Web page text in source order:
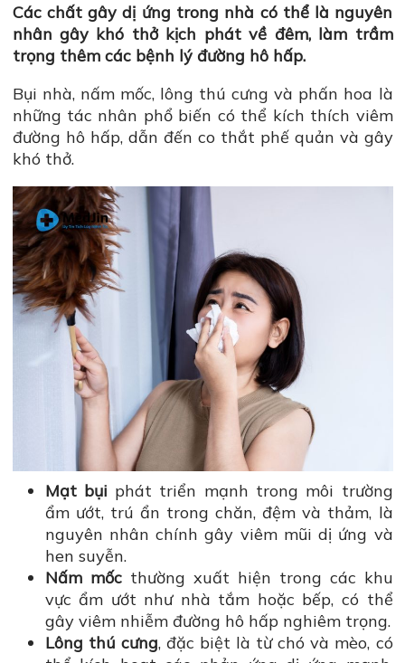
Các chất gây dị ứng trong nhà có thể là nguyên
nhân gây khó thở kịch phát về đêm, làm trầm
trọng thêm các bệnh lý đường hô hấp.
Bụi nhà, nấm mốc, lông thú cưng và phấn hoa là
những tác nhân phổ biến có thể kích thích viêm
đường hô hấp, dẫn đến co thắt phế quản và gây
khó thở.
Mạt bụi phát triển mạnh trong môi trường
ẩm ướt, trú ẩn trong chăn, đệm và thảm, là
nguyên nhân chính gây viêm mũi dị ứng và
hen suyễn.
Nấm mốcthường xuất hiện trong các khu
vực ẩm ướt như nhà tắm hoặc bếp, có thể
gây viêm nhiễm đường hô hấp nghiêm trọng.
Lông thú cưng, đặc biệt là từ chó và mèo, có